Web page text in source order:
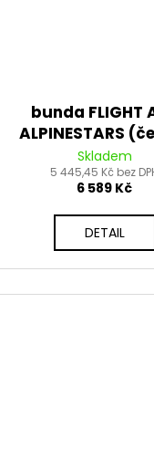
bunda FLIGHT
ALPINESTARS
2026
Skladem
5 445,45 Kč bez
6 589 Kč
DETAIL